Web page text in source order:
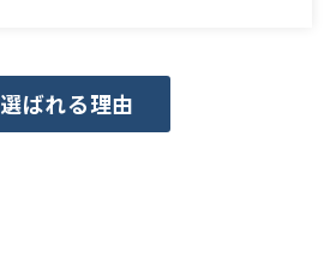
選ばれる理由